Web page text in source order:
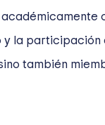
y la
también